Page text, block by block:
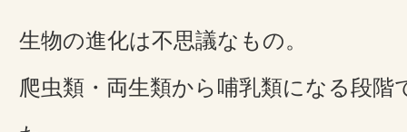
生物の進化は不思議なもの。
爬虫類・両生類から哺乳類になる段階